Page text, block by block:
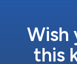
Wish
this